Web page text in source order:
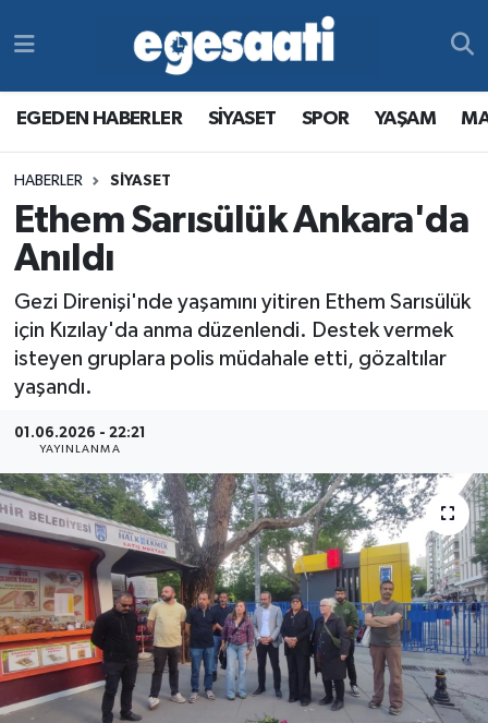
EGEDEN HABERLER SİYASET SPOR YAŞAM
HABERLER SİYASET
Ethem Sarısülük Ankara'da
Anıldı
Gezi Direnişi'nde yaşamını yitiren Ethem Sarısülük
için Kızılay'da anma düzenlendi. Destek vermek
isteyen gruplara polis müdahale etti, gözaltılar
yaşandı.
01.06.2026 - 22:21
YAYINLANMA
MAGAZİN
RESMİ REKLAMLAR
YAŞAM
MAGAZİN
RESMİ REKLAMLAR
Tüm Manşetler
Son Dakika Haberleri
Haber Arşivi